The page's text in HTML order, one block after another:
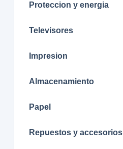
Proteccion y energia
Televisores
Impresion
Almacenamiento
Papel
Repuestos y accesorios